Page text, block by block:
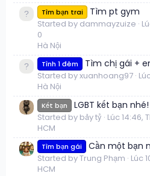
Tìm bạn trai Tìm pt gym
Started by dammayzuize
0
Hà Nội
Tình 1 đêm Tìm chị gái +
Started by xuanhoang97
Hà Nội
Kết bạn LGBT kết bạn nhé!
Started by bảy tỷ Lúc 14:46,
HCM
Tìm bạn gái Cần một bạn
Started by Trung Phạm Lúc
HCM